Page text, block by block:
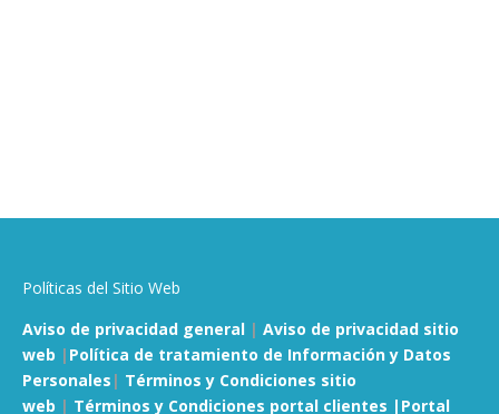
Políticas del Sitio Web
Aviso de privacidad general | Aviso de privacidad sitio
web | Política de tratamiento de Información y Datos
Personales | Términos y Condiciones sitio
web | Términos y Condiciones portal clientes | Portal